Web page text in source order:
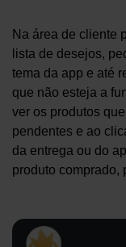
Na área de cliente
lista de desejos,
tema da app e até
que não esteja a
ver os produtos
pendentes e ao
da entrega ou do
produto comprado,